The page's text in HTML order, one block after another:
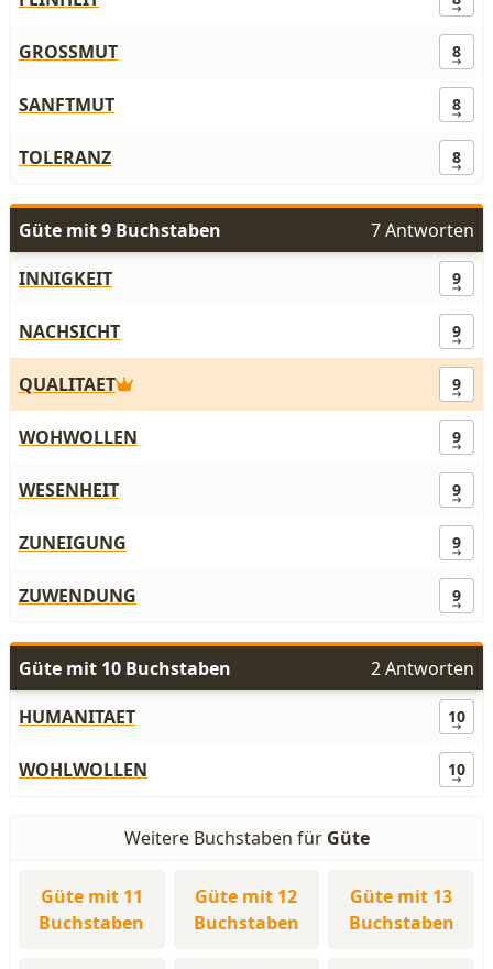
GROSSMUT 8
SANFTMUT 8
TOLERANZ 8
Güte mit 9 Buchstaben
7 Antworten
INNIGKEIT
9
NACHSICHT 9
QUALITAET 9
WOHWOLLEN 9
WESENHEIT 9
ZUNEIGUNG 9
ZUWENDUNG 9
Güte mit 10 Buchstaben
2 Antworten
HUMANITAET
10
WOHLWOLLEN 10
Weitere Buchstaben für Güte
Güte mit 11
Buchstaben
Güte mit 12
Buchstaben
Güte mit 13
Buchstaben